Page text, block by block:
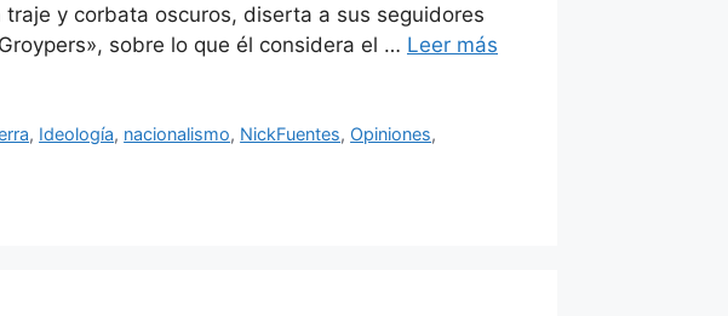
y corbata oscuros, diserta a sus seguidores
sobre lo que él considera el … Leer más
, Ideología, nacionalismo, NickFuentes, Opiniones,